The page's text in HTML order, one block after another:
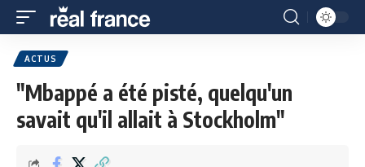
ACTUS
"Mbappé a été pisté, quelqu'un
savait qu'il allait à Stockholm"